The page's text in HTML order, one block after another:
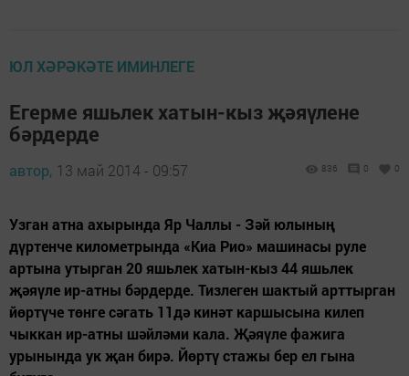
ЮЛ ХӘРӘКӘТЕ ИМИНЛЕГЕ
Егерме яшьлек хатын-кыз җәяүлене
бәрдерде
автор, 13 май 2014 - 09:57 836 0 0
Узган атна ахырында Яр Чаллы - Зәй юлының
дүртенче километрында «Киа Рио» машинасы руле
артына утырган 20 яшьлек хатын-кыз 44 яшьлек
җәяүле ир-атны бәрдерде. Тизлеген шактый арттырган
йөртүче төнге сәгать 11дә кинәт каршысына килеп
чыккан ир-атны шәйләми кала. Җәяүле фажига
урынында ук җан бирә. Йөртү стажы бер ел гына